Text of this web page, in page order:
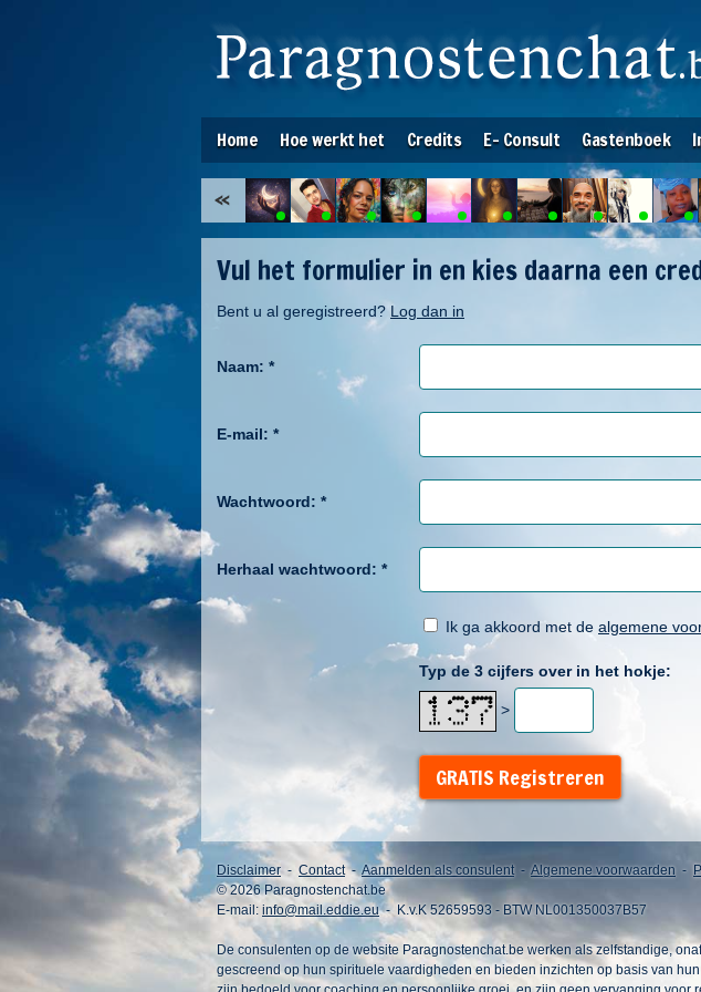
Home Hoe werkt het Credits E- Consult Gastenboek
Vul het formulier in en kies daarna een
Bent u al geregistreerd? Log dan in
Naam: *
E-mail: *
Wachtwoord: *
Herhaal wachtwoord: *
Ik ga akkoord met de algemene
Typ de 3 cijfers over in het hokje:
>
GRATIS Registreren
Disclaimer - Contact-Aanmelden als consulent -Algemene voorwaarden -
© 2026 Paragnostenchat.be
E-mail: info@mail.eddie.eu- K.v.K 52659593 - BTW NL001350037B57
De consulenten op de website Paragnostenchat.be werken als zelfstandige,
gescreend op hun spirituele vaardigheden en bieden inzichten op basis van